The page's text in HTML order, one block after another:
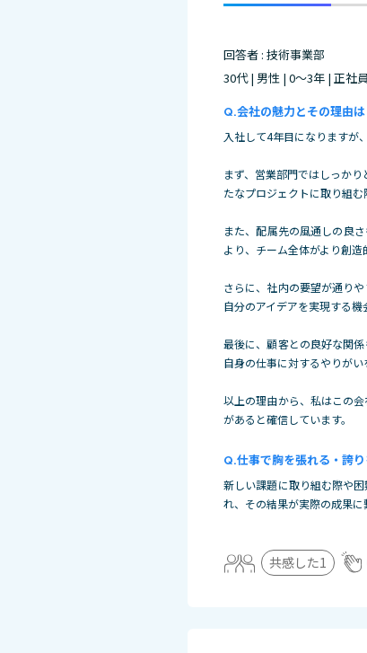
回答者 : 技術事業部
30代 | 男性 | 0～3年 | 正社員
会社の魅力とその理由は
入社して4年目になりますが
まず、営業部門ではしっか
たなプロジェクトに取り組む
また、配属先の風通しの良
より、チーム全体がより創造
さらに、社内の要望が通り
自分のアイデアを実現する機
最後に、顧客との良好な関
自身の仕事に対するやりがい
以上の理由から、私はこの
があると確信しています。
仕事で胸を張れる・誇
新しい課題に取り組む際や
れ、その結果が実際の成果に
共感した1